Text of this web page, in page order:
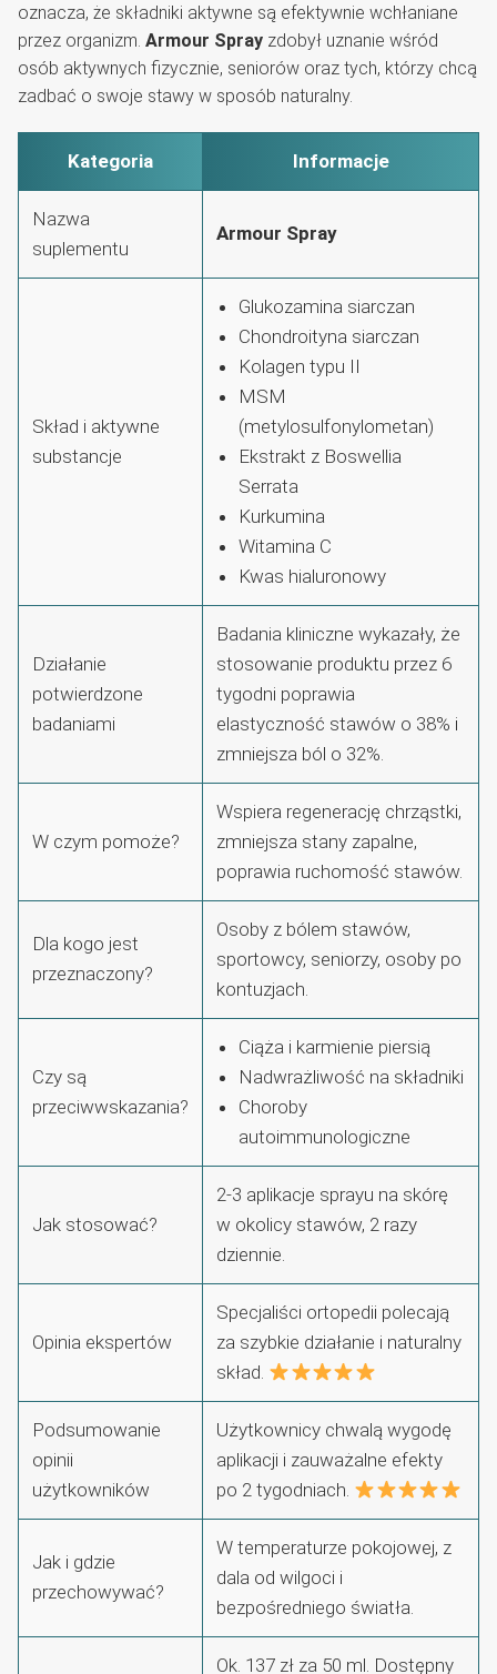
oznacza, że składniki aktywne są efektywnie wchłaniane
przez organizm. Armour Spray zdobył uznanie wśród
osób aktywnych fizycznie, seniorów oraz tych, którzy chcą
zadbać o swoje stawy w sposób naturalny.
Kategoria Informacje
Nazwa
suplementu
Armour Spray
Skład i aktywne
substancje
Glukozamina siarczan
Chondroityna siarczan
Kolagen typu II
MSM
(metylosulfonylometan)
Ekstrakt z Boswellia
Serrata
Kurkumina
Witamina C
Kwas hialuronowy
Działanie
potwierdzone
badaniami
Badania kliniczne wykazały, że
stosowanie produktu przez 6
tygodni poprawia
elastyczność stawów o 38% i
zmniejsza ból o 32%.
W czym pomoże?
Wspiera regenerację chrząstki,
zmniejsza stany zapalne,
poprawia ruchomość stawów.
Dla kogo jest
przeznaczony?
Osoby z bólem stawów,
sportowcy, seniorzy, osoby po
kontuzjach.
Czy są
przeciwwskazania?
Ciąża i karmienie piersią
Nadwrażliwość na składniki
Choroby
autoimmunologiczne
Jak stosować?
2-3 aplikacje sprayu na skórę
w okolicy stawów, 2 razy
dziennie.
Opinia ekspertów
Specjaliści ortopedii polecają
za szybkie działanie i naturalny
skład.
Podsumowanie
opinii
użytkowników
Użytkownicy chwalą wygodę
aplikacji i zauważalne efekty
po 2 tygodniach.
Jak i gdzie
przechowywać?
W temperaturze pokojowej, z
dala od wilgoci i
bezpośredniego światła.
Ok. 137 zł za 50 ml. Dostępny